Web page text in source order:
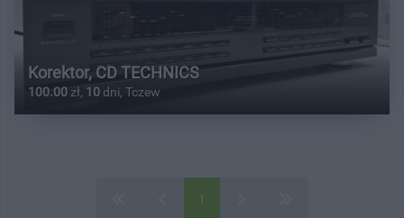
Korektor, CD TECHNICS
100.00 zł, 10 dni, Tczew
1